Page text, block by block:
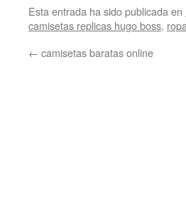
Esta entrada ha sido publicada en
camisetas replicas hugo boss,
← camisetas baratas online